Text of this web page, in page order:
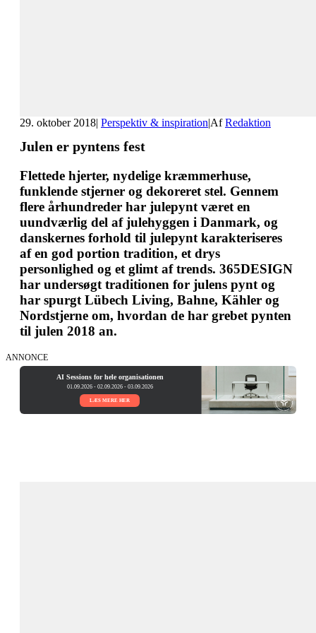
29. oktober 2018| Perspektiv & inspiration|AfRedaktion
Julen er pyntens fest
Flettede hjerter, nydelige kræmmerhuse,
funklende stjerner og dekoreret stel. Gennem
flere århundreder har julepynt været en
uundværlig del af julehyggen i Danmark, og
danskernes forhold til julepynt karakteriseres
af en god portion tradition, et drys
personlighed og et glimt af trends. 365DESIGN
har undersøgt traditionen for julens pynt og
har spurgt Lübech Living, Bahne, Kähler og
Nordstjerne om, hvordan de har grebet pynten
til julen 2018 an.
ANNONCE
AI Sessions for hele organisationen
01.09.2026 - 02.09.2026 - 03.09.2026
LÆS MERE HER